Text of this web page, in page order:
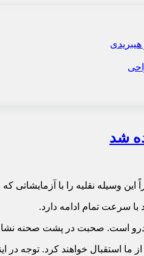
وسیله نقلیه را با
است. صحبت در پشت صحنه
خواهند کرد. توجه در